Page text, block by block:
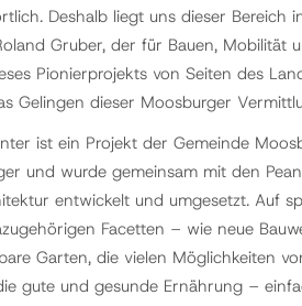
Deshalb liegt uns dieser Bereich
Gruber, der für Bauen,
Pionierprojekts von Seiten des
Gelingen dieser Moosburger
ist ein Projekt der Gemeinde
und wurde gemeinsam mit den
entwickelt und umgesetzt. Auf
Facetten – wie neue
Garten, die vielen Möglichkeiten
gute und gesunde Ernährung –